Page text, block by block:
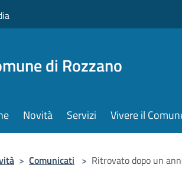
di Rozzano
Novità Servizi Vivere il
> Comunicati > Ritrovato dopo un